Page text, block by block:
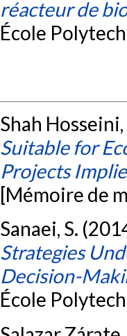
réacteur de
École
Shah
Suitable for
Projects
[Mémoire de
Sanaei, S.
Strategies
Decision-
École